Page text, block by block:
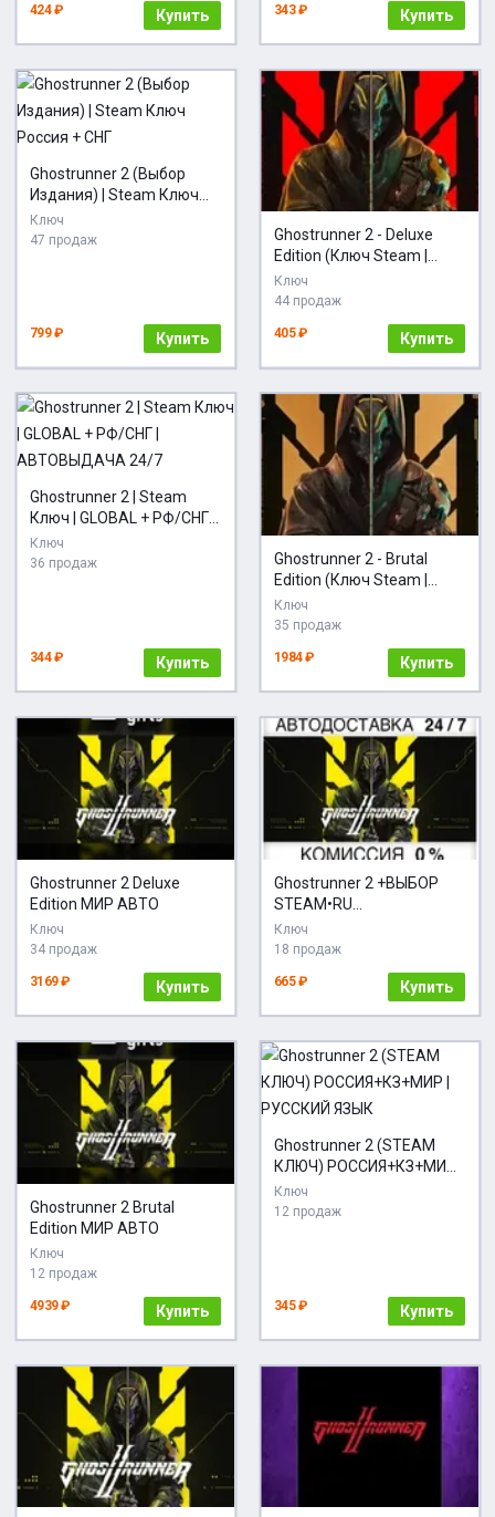
424 ₽ Купить 343 ₽ Купить
Ghostrunner 2 (Выбор
Издания) | Steam Ключ
Россия + СНГ
Ключ
47 продаж
799 ₽ Купить
Ghostrunner 2 - Deluxe
Edition (Ключ Steam |
РФ+СНГ)
Ключ
44 продаж
405 ₽ Купить
Ghostrunner 2 | Steam
Ключ | GLOBAL + РФ/СНГ |
АВТОВЫДАЧА 24/7
Ключ
36 продаж
344 ₽ Купить
Ghostrunner 2 - Brutal
Edition (Ключ Steam |
РФ+СНГ)
Ключ
35 продаж
1984 ₽ Купить
Ghostrunner 2 Deluxe
Edition МИР АВТО
Ключ
34 продаж
3169 ₽ Купить
Ghostrunner 2 +ВЫБОР
STEAM•RU
АВТОДОСТАВКА
Ключ
18 продаж
665 ₽ Купить
Ghostrunner 2 Brutal
Edition МИР АВТО
Ключ
12 продаж
4939 ₽ Купить
Ghostrunner 2 (STEAM
КЛЮЧ) РОССИЯ+КЗ+МИР |
РУССКИЙ ЯЗЫК
Ключ
12 продаж
345 ₽ Купить